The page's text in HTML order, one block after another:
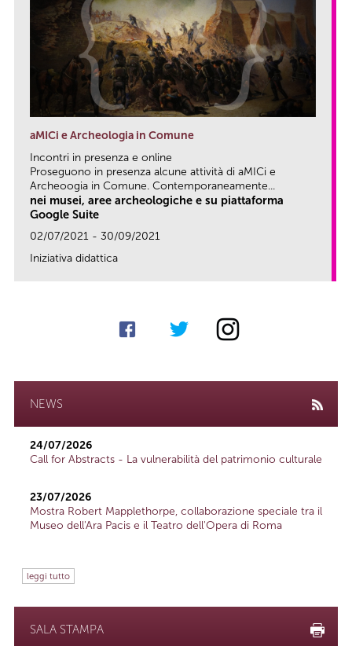
aMICi e Archeologia in Comune
Incontri in presenza e online
Proseguono in presenza alcune attività di aMICi e
Archeoogia in Comune. Contemporaneamente...
nei musei, aree archeologiche e su piattaforma
Google Suite
02/07/2021 - 30/09/2021
Iniziativa didattica
NEWS
24/07/2026
Call for Abstracts - La vulnerabilità del patrimonio culturale
23/07/2026
Mostra Robert Mapplethorpe, collaborazione speciale tra il
Museo dell'Ara Pacis e il Teatro dell'Opera di Roma
leggi tutto
SALA STAMPA